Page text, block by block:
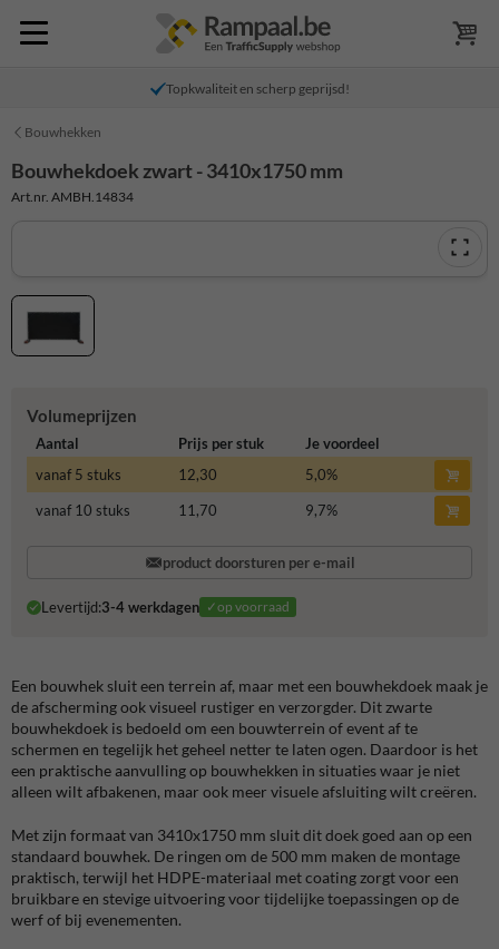
Topkwaliteit en scherp geprijsd!
Bouwhekken
Bouwhekdoek zwart - 3410x1750 mm
Art.nr. AMBH.14834
Volumeprijzen
Aantal Prijs per stuk
Je voordeel
vanaf 5 stuks
12,30 5,0%
vanaf 10 stuks
11,70 9,7%
product doorsturen per e-mail
Levertijd:3-4 werkdagen ✓op voorraad
Een bouwhek sluit een terrein af, maar met een bouwhekdoek maak je
de afscherming ook visueel rustiger en verzorgder. Dit zwarte
bouwhekdoek is bedoeld om een bouwterrein of event af te
schermen en tegelijk het geheel netter te laten ogen. Daardoor is het
een praktische aanvulling op bouwhekken in situaties waar je niet
alleen wilt afbakenen, maar ook meer visuele afsluiting wilt creëren.
Met zijn formaat van 3410x1750 mm sluit dit doek goed aan op een
standaard bouwhek. De ringen om de 500 mm maken de montage
praktisch, terwijl het HDPE-materiaal met coating zorgt voor een
bruikbare en stevige uitvoering voor tijdelijke toepassingen op de
werf of bij evenementen.